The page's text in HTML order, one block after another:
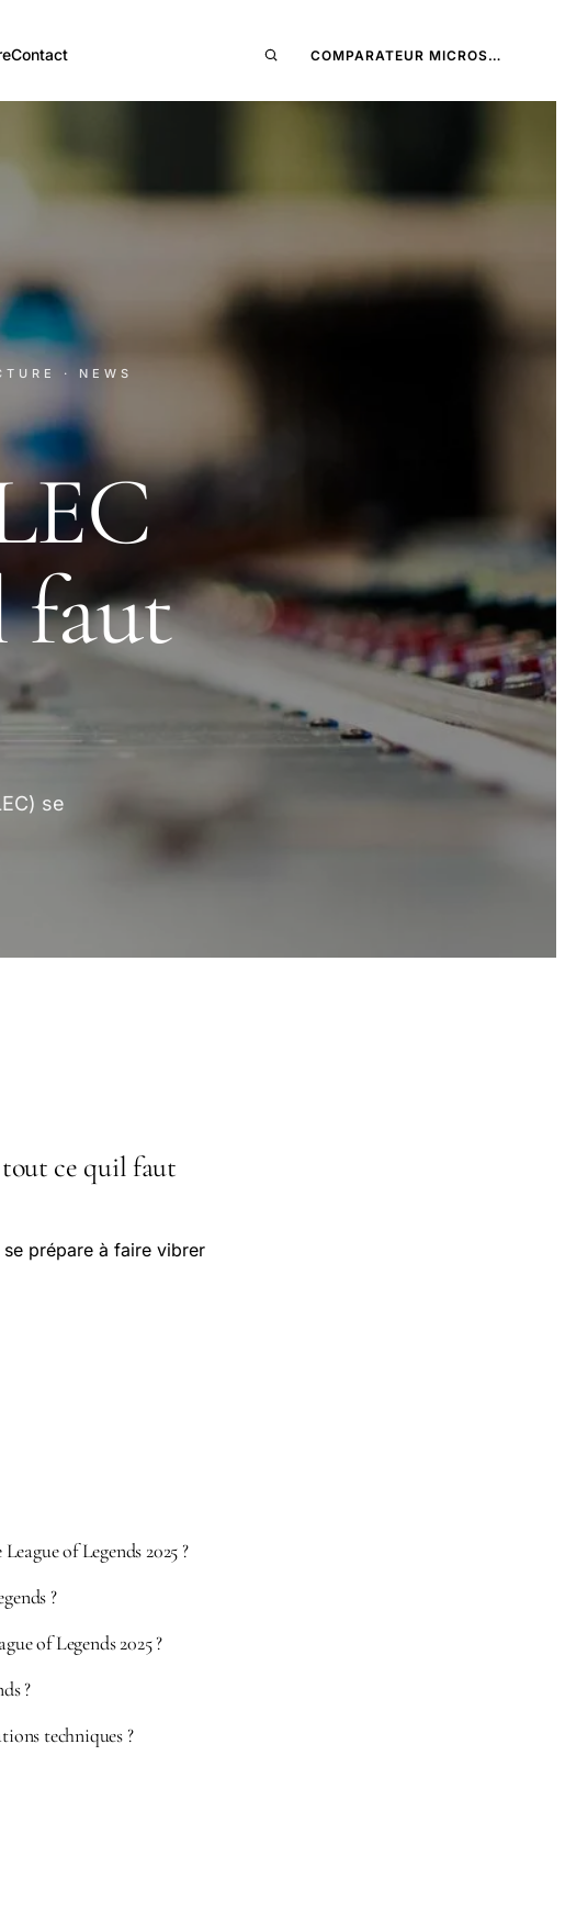
Contact COMPARATEUR MICROS…
· NEWS
faut
se
ce quil faut
prépare à faire vibrer
of Legends 2025 ?
?
of Legends 2025 ?
?
techniques ?